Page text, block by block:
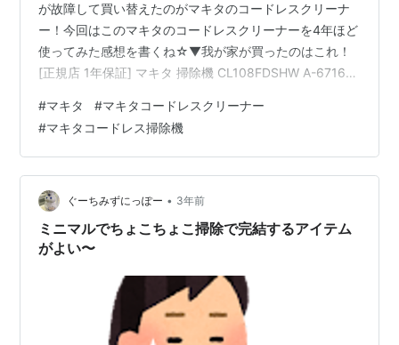
が故障して買い替えたのがマキタのコードレスクリーナ
ー！今回はこのマキタのコードレスクリーナーを4年ほど
使ってみた感想を書くね☆▼我が家が買ったのはこれ！
[正規店 1年保証] マキタ 掃除機 CL108FDSHW A-67169
ードレス クリーナー サイクロンアタッチメント セット
簡単ごみ捨て 本体 バッテリー サイクロン シンプル 人気
小型 軽量 軽い CL108FD 新生活家電 マキタのコードレス
クリーナーこれまで使用していたコードレスクリーナー
はダイソン7年ほど…
#マキタ #マキタコードレスクリーナー
#マキタコードレス掃除機
ぐーちみずにっぽー • 3年前
ミニマルでちょこちょこ掃除で完結するアイテム
がよい〜